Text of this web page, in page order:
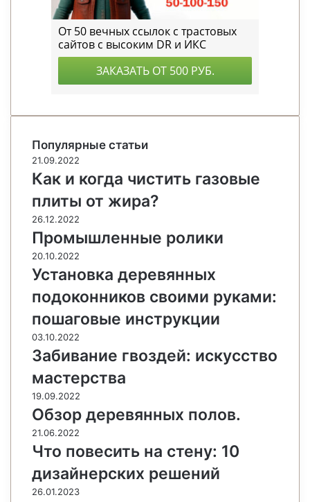
Популярные статьи
21.09.2022
Как и когда чистить газовые
плиты от жира?
26.12.2022
Промышленные ролики
20.10.2022
Установка деревянных
подоконников своими руками:
пошаговые инструкции
03.10.2022
Забивание гвоздей: искусство
мастерства
19.09.2022
Обзор деревянных полов.
21.06.2022
Что повесить на стену: 10
дизайнерских решений
26.01.2023